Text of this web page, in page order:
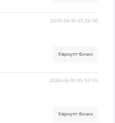
2026-06-10 07:22:50
Хариулт бичих
2026-06-10 05:53:55
Хариулт бичих